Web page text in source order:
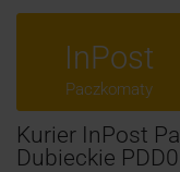
InPost
Paczkomaty
Kurier InPost
Dubieckie